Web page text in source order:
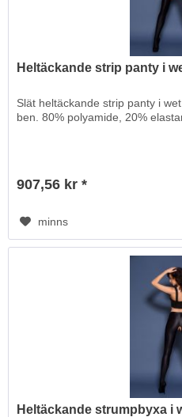
Heltäckande strip panty i
Slät heltäckande strip panty i
ben. 80% polyamide, 20%
907,56 kr *
minns
Heltäckande strumpbyxa i